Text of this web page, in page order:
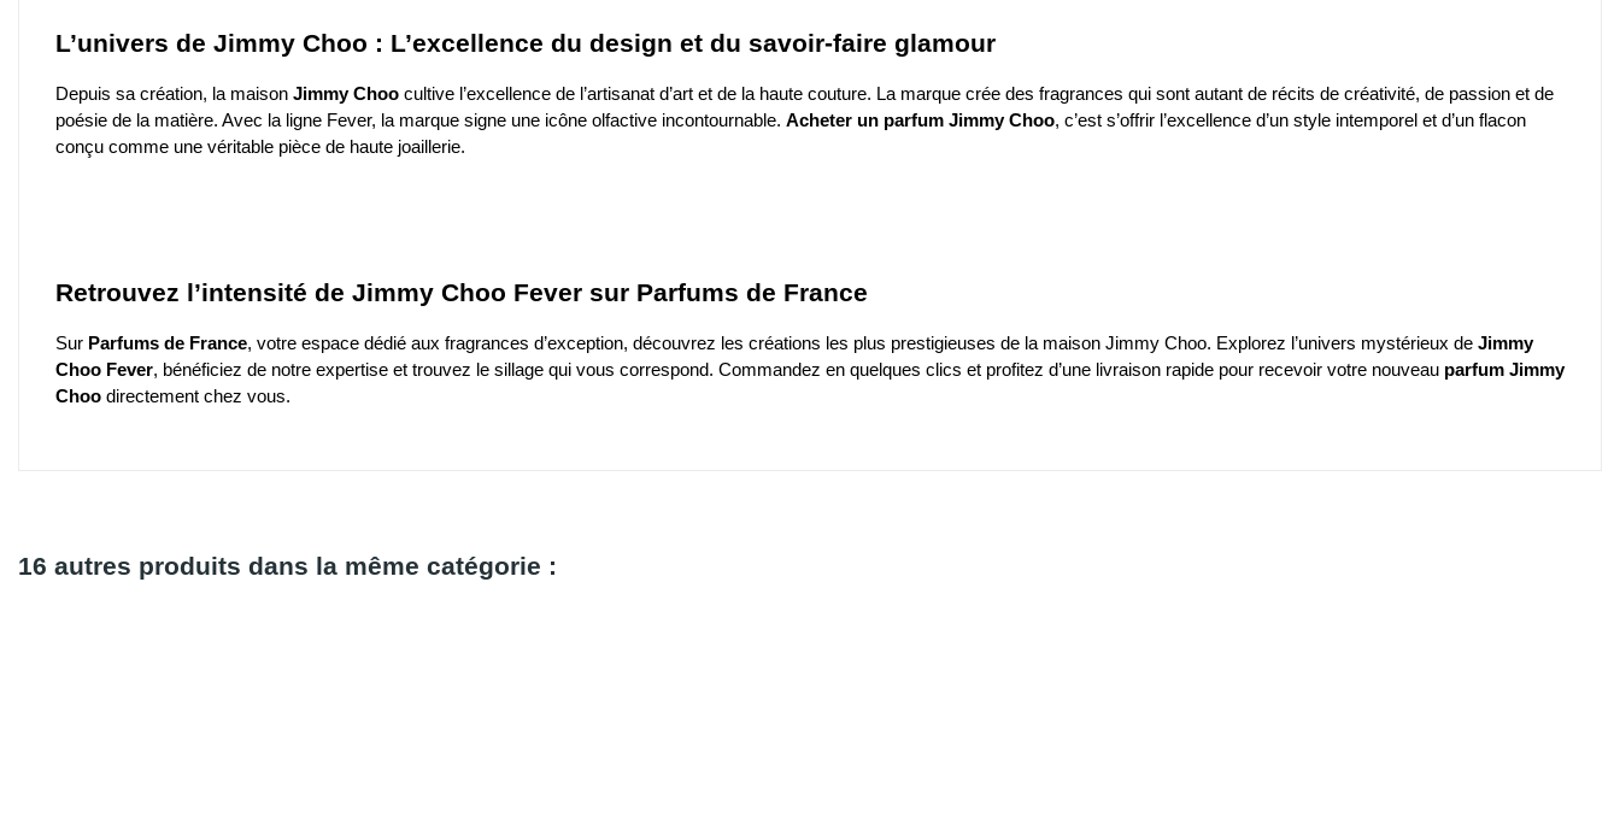
L’univers de Jimmy Choo : L’excellence du design et du savoir-faire glamour
Depuis sa création, la maison Jimmy Choo cultive l’excellence de l’artisanat d’art et de la haute couture. La marque crée des fragrances qui sont autant de récits de créativité, de passion et de
poésie de la matière. Avec la ligne Fever, la marque signe une icône olfactive incontournable. Acheter un parfum Jimmy Choo, c’est s’offrir l’excellence d’un style intemporel et d’un flacon
conçu comme une véritable pièce de haute joaillerie.
Retrouvez l’intensité de Jimmy Choo Fever sur Parfums de France
Sur Parfums de France, votre espace dédié aux fragrances d’exception, découvrez les créations les plus prestigieuses de la maison Jimmy Choo. Explorez l’univers mystérieux de Jimmy
Choo Fever, bénéficiez de notre expertise et trouvez le sillage qui vous correspond. Commandez en quelques clics et profitez d’une livraison rapide pour recevoir votre nouveau parfum Jimmy
Choo directement chez vous.
16 autres produits dans la même catégorie :